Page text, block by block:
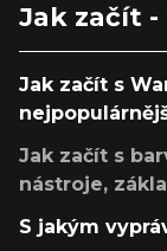
Jak začít -
Jak začít s
Jak začít s
nástroje,
S jakým